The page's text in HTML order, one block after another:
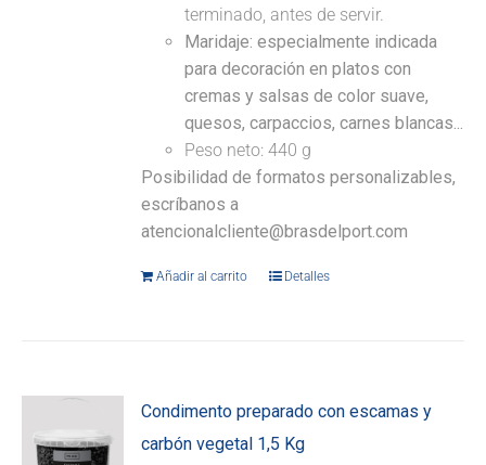
terminado, antes de servir.
Maridaje: especialmente indicada
para decoración en platos con
cremas y salsas de color suave,
quesos, carpaccios, carnes blancas...
Peso neto: 440 g
Posibilidad de formatos personalizables,
escríbanos a
atencionalcliente@brasdelport.com
Añadir al carrito Detalles
Condimento preparado con escamas y
carbón vegetal 1,5 Kg